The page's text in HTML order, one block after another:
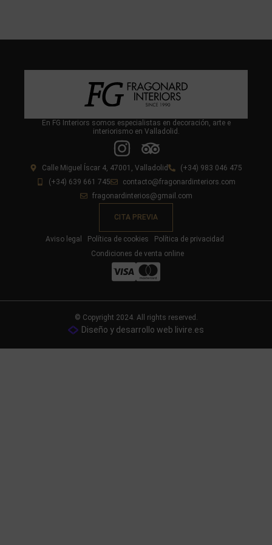
En FG Interiors somos especialistas en decoración, arte e
interiorismo en Valladolid.
Calle Miguel Íscar 4, 47001, Valladolid
(+34) 983 046 475
(+34) 639 661 745
contacto@fragonardinteriors.com
fragonardinterios@gmail.com
CITA PREVIA
Aviso legal Política de cookies
Política de privacidad
Condiciones de venta online
© Copyright 2024. All rights reserved.
Diseño y desarrollo web livire.es